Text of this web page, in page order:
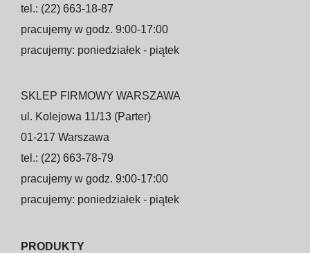
tel.: (22) 663-18-87
pracujemy w godz. 9:00-17:00
pracujemy: poniedziałek - piątek
SKLEP FIRMOWY WARSZAWA
ul. Kolejowa 11/13 (Parter)
01-217 Warszawa
tel.: (22) 663-78-79
pracujemy w godz. 9:00-17:00
pracujemy: poniedziałek - piątek
PRODUKTY